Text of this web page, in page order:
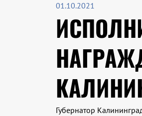
01.10.2021
Губернатор